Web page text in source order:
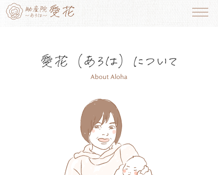
愛花 （ あ ろは ） に つ い て
About Aloha